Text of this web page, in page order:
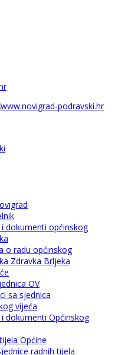
i dokumenti općinskog
o radu općinskog
Zdravka Brljeka
OV
sa sjednica
vijeća
i dokumenti Općinskog
Općine
radnih tijela